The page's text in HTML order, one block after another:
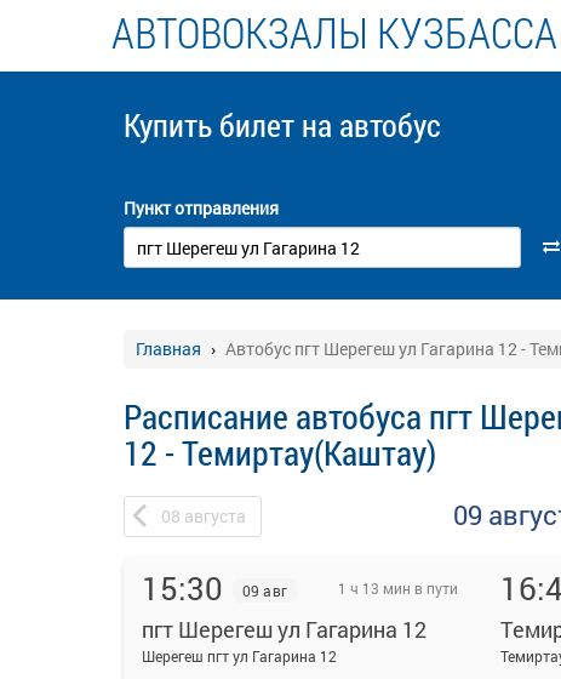
АВТОВОКЗАЛЫ КУЗБАССА
Купить билет на автобус
Пункт отправления
Главная Автобус пгт Шерегеш ул Гагарина 12 -
Расписание автобуса пгт
12 - Темиртау(Каштау)
08 августа 09
15:30 09 авг 1 ч 13 мин в пути
пгт Шерегеш ул Гагарина 12
Шерегеш пгт ул Гагарина 12